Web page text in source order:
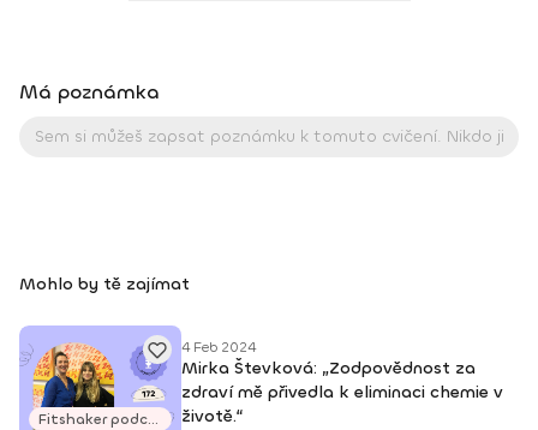
od roku 2009 bývalá členka Karate klubu KNM, držitelka 1.
kyu
Má poznámka
Mohlo by tě zajímat
Fitshaker podcasty
4 Feb 2024
Mirka Števková: „Zodpovědnost za
zdraví mě přivedla k eliminaci chemie v
životě.“